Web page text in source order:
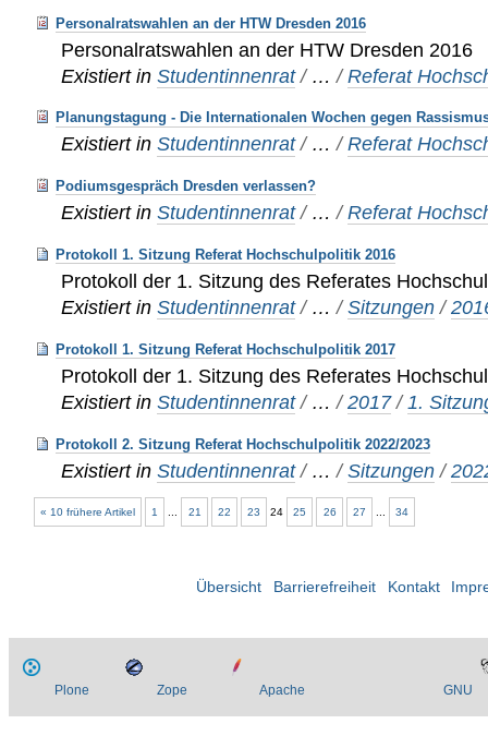
Personalratswahlen an der HTW Dresden 2016
Personalratswahlen an der HTW Dresden 2016
Existiert in Studentinnenrat / …/Referat
Planungstagung - Die Internationalen Wochen gegen
Existiert in Studentinnenrat / …/Referat
Podiumsgespräch Dresden verlassen?
Existiert in Studentinnenrat / …/Referat
Protokoll 1. Sitzung Referat Hochschulpolitik 2016
Protokoll der 1. Sitzung des Referates
Existiert in Studentinnenrat / …/Sitzungen /
Protokoll 1. Sitzung Referat Hochschulpolitik 2017
Protokoll der 1. Sitzung des Referates
Existiert in Studentinnenrat / …/2017 / 1.
Protokoll 2. Sitzung Referat Hochschulpolitik 2022/2023
Existiert in Studentinnenrat / …/Sitzungen /
« 10 frühere Artikel 1 21 22 23 24 25 26 27 34
Übersicht Barrierefreiheit Kontakt
Plone Zope Apache GNU